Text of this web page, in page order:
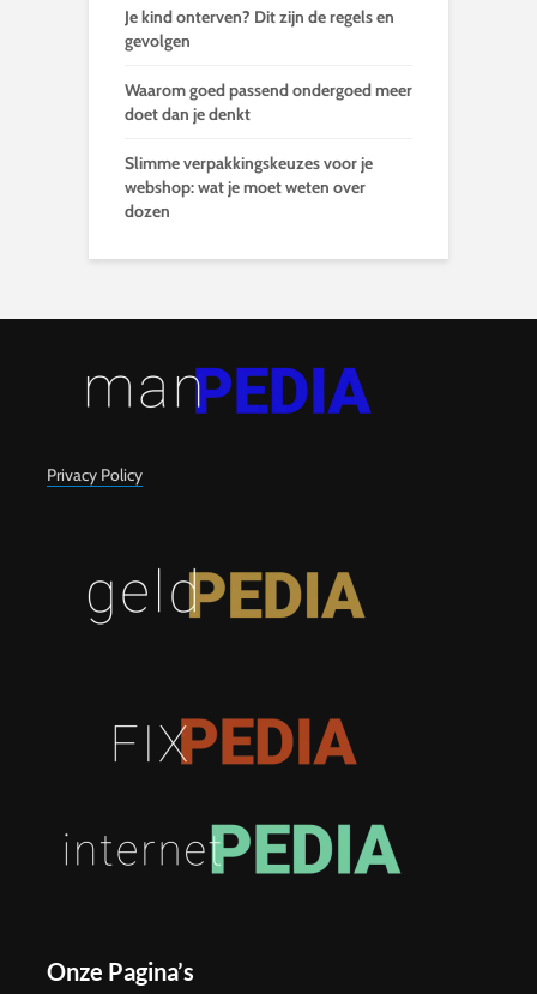
Je kind onterven? Dit zijn de regels en
gevolgen
Waarom goed passend ondergoed meer
doet dan je denkt
Slimme verpakkingskeuzes voor je
webshop: wat je moet weten over
dozen
Privacy Policy
Onze Pagina’s